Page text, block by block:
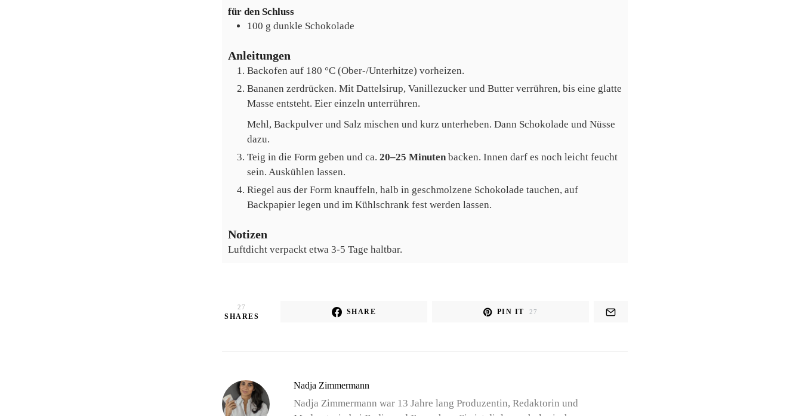
für den Schluss
100 g dunkle Schokolade
Anleitungen
Backofen auf 180 °C (Ober-/Unterhitze) vorheizen.
Bananen zerdrücken. Mit Dattelsirup, Vanillezucker und Butter verrühren, bis eine glatte
Masse entsteht. Eier einzeln unterrühren.
Mehl, Backpulver und Salz mischen und kurz unterheben. Dann Schokolade und Nüsse
dazu.
Teig in die Form geben und ca. 20–25 Minutenbacken. Innen darf es noch leicht feucht
sein. Auskühlen lassen.
Riegel aus der Form knauffeln, halb in geschmolzene Schokolade tauchen, auf
Backpapier legen und im Kühlschrank fest werden lassen.
Notizen
Luftdicht verpackt etwa 3-5 Tage haltbar.
27
SHARES
SHARE PIN IT 27
Nadja Zimmermann
Nadja Zimmermann war 13 Jahre lang Produzentin, Redaktorin und